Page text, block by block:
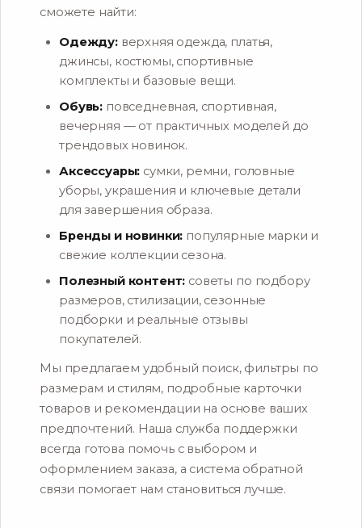
сможете найти:
Одежду:верхняя одежда, платья,
джинсы, костюмы, спортивные
комплекты и базовые вещи.
Обувь: повседневная, спортивная,
вечерняя — от практичных моделей до
трендовых новинок.
Аксессуары: сумки, ремни, головные
уборы, украшения и ключевые детали
для завершения образа.
Бренды и новинки: популярные марки и
свежие коллекции сезона.
Полезный контент: советы по подбору
размеров, стилизации, сезонные
подборки и реальные отзывы
покупателей.
Мы предлагаем удобный поиск, фильтры по
размерам и стилям, подробные карточки
товаров и рекомендации на основе ваших
предпочтений. Наша служба поддержки
всегда готова помочь с выбором и
оформлением заказа, а система обратной
связи помогает нам становиться лучше.